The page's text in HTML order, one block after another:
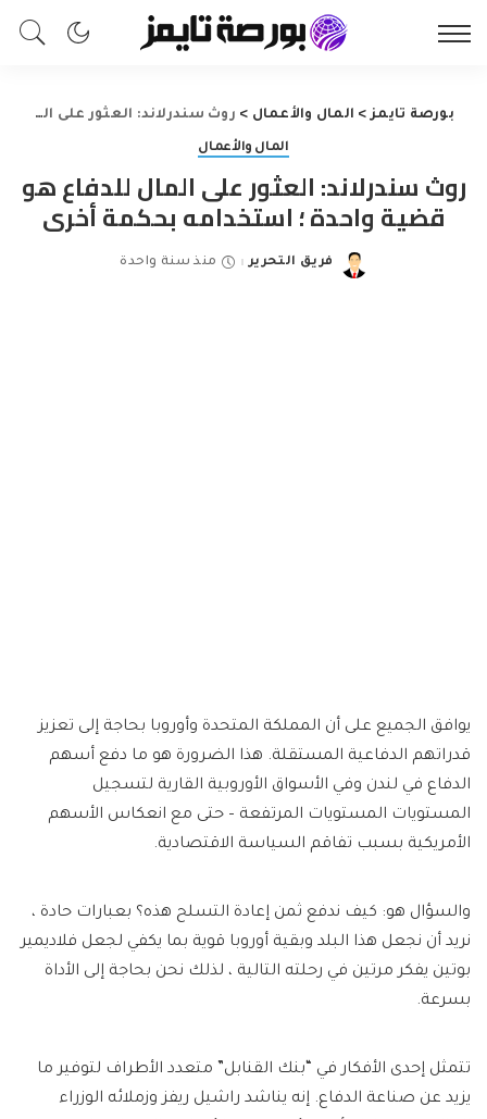
بورصة تايمز> المال والأعمال > روث سندرلاند: العثور على المال للدفاع هو قضية واحدة ؛ استخدامه بحكمة أخرى
المال والأعمال
روث سندرلاند: العثور على المال للدفاع هو
قضية واحدة ؛ استخدامه بحكمة أخرى
Posted
فريق التحرير منذ سنة واحدة
يوافق الجميع على أن المملكة المتحدة وأوروبا بحاجة إلى تعزيز
قدراتهم الدفاعية المستقلة. هذا الضرورة هو ما دفع أسهم
الدفاع في لندن وفي الأسواق الأوروبية القارية لتسجيل
المستويات المستويات المرتفعة – حتى مع انعكاس الأسهم
الأمريكية بسبب تفاقم السياسة الاقتصادية.
والسؤال هو: كيف ندفع ثمن إعادة التسلح هذه؟ بعبارات حادة ،
نريد أن نجعل هذا البلد وبقية أوروبا قوية بما يكفي لجعل فلاديمير
بوتين يفكر مرتين في رحلته التالية ، لذلك نحن بحاجة إلى الأداة
بسرعة.
تتمثل إحدى الأفكار في “بنك القنابل” متعدد الأطراف لتوفير ما
يزيد عن صناعة الدفاع. إنه يناشد راشيل ريفز وزملائه الوزراء